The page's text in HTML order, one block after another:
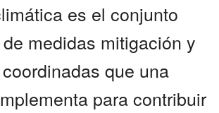
es el conjunto
medidas mitigación y
que una
para contribuir